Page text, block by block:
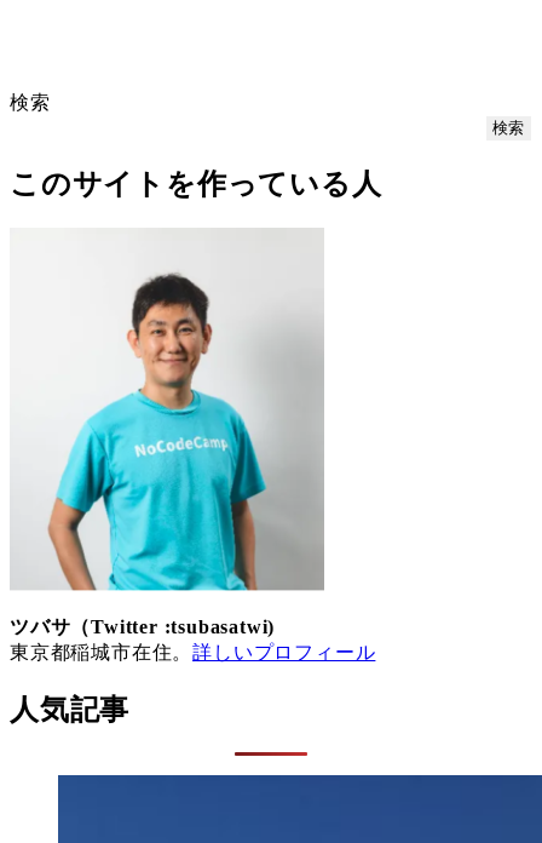
検索
検索
このサイトを作っている人
ツバサ（Twitter :tsubasatwi)
東京都稲城市在住。詳しいプロフィール
人気記事